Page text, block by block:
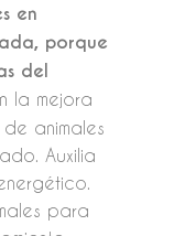
en
porque
del
la mejora
animales
Auxilia
para